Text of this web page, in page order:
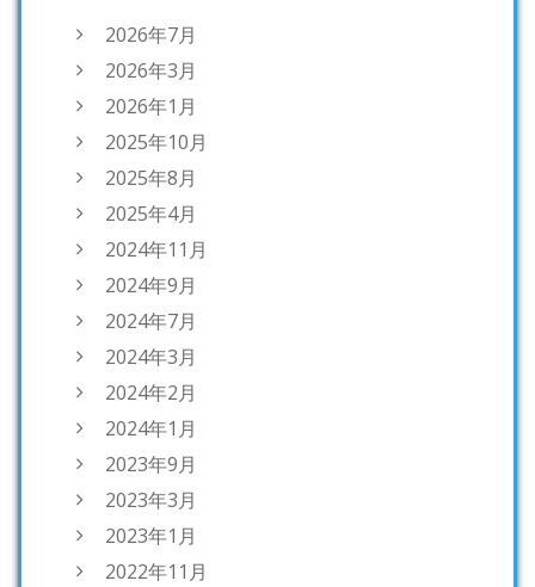
2026年7月
2026年3月
2026年1月
2025年10月
2025年8月
2025年4月
2024年11月
2024年9月
2024年7月
2024年3月
2024年2月
2024年1月
2023年9月
2023年3月
2023年1月
2022年11月